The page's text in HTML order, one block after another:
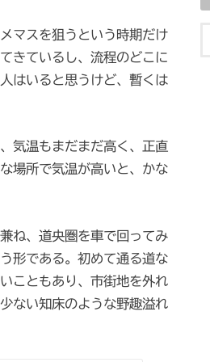
マスを狙うという時期だけ
きているし、流程のどこに
はいると思うけど、暫くは
気温もまだまだ高く、正直
場所で気温が高いと、かな
ね、道央圏を車で回ってみ
形である。初めて通る道な
こともあり、市街地を外れ
ない知床のような野趣溢れ